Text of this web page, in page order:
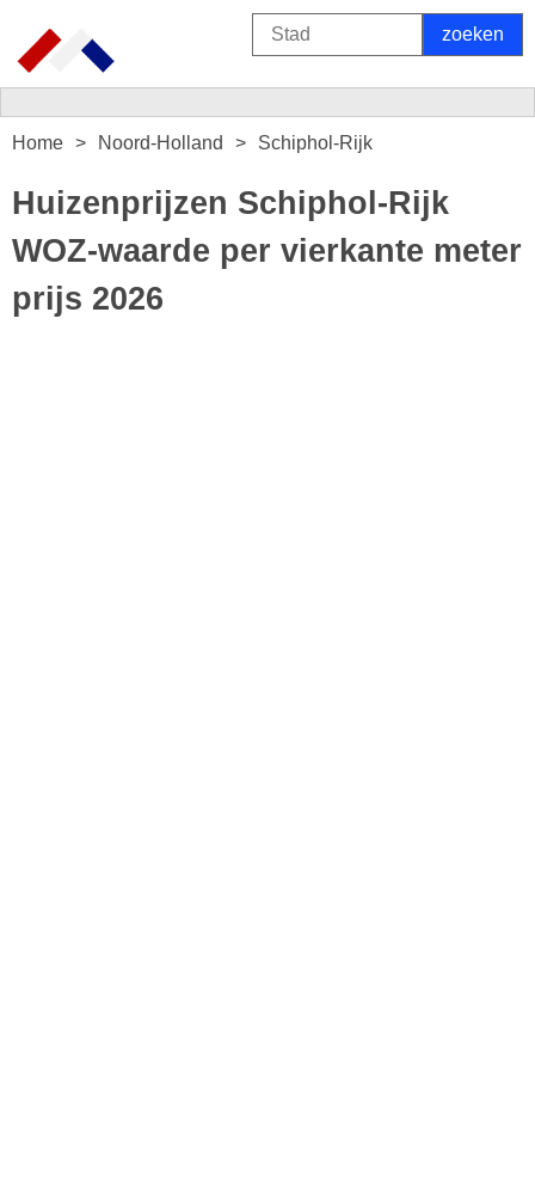
Home Noord-Holland Schiphol-Rijk
Huizenprijzen Schiphol-Rijk
WOZ-waarde per vierkante meter
prijs 2026